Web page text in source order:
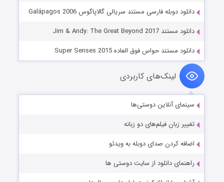
دانلود دوبله فارسی مستند سریالی گالاپاگوس Galápagos 2006
دانلود مستند Jim & Andy: The Great Beyond 2017
دانلود مستند حواس فوق العاده Super Senses 2015
لینک‌های کاربردی
سینمای آنلاین دوستی‌ها
تغییر زبان فیلم‌های دو زبانه
اضافه کردن صدای دوبله به ویدئو
راهنمای دانلود از سایت دوستی ها